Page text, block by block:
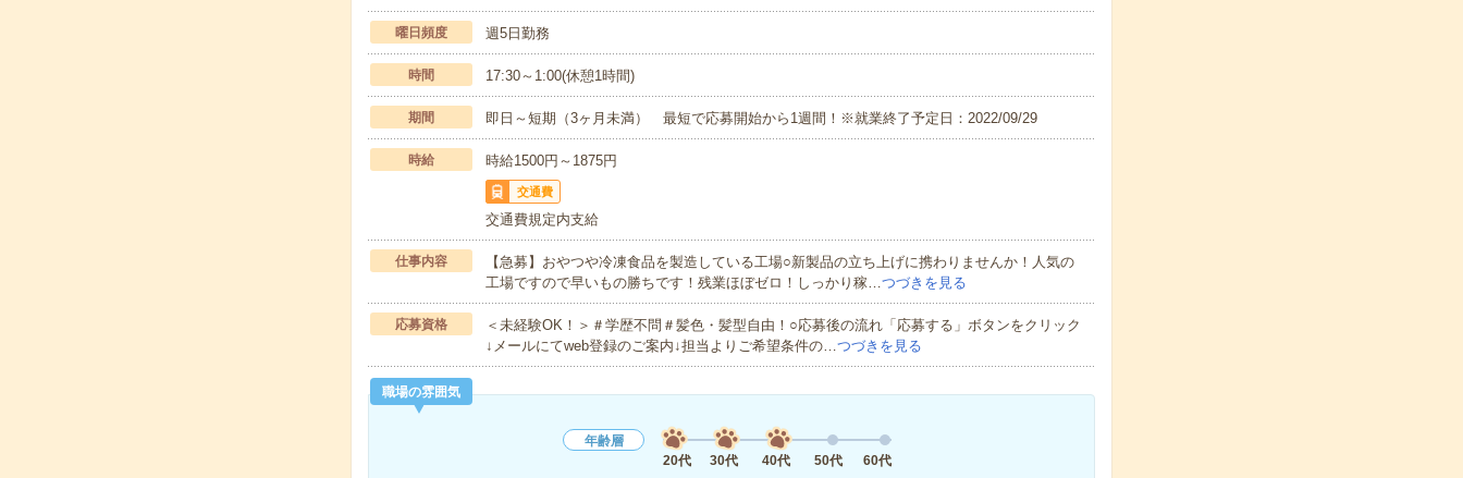
曜日頻度 週5日勤務
時間 17:30～1:00(休憩1時間)
期間 即日～短期（3ヶ月未満） 最短で応募開始から1週間！※就業終了予定日：2022/09/29
時給 時給1500円～1875円
交通費
交通費規定内支給
仕事内容
【急募】おやつや冷凍食品を製造している工場○新製品の立ち上げに携わりませんか！人気の
工場ですので早いもの勝ちです！残業ほぼゼロ！しっかり稼…つづきを見る
応募資格
＜未経験OK！＞＃学歴不問＃髪色・髪型自由！○応募後の流れ「応募する」ボタンをクリック
↓メールにてweb登録のご案内↓担当よりご希望条件の…つづきを見る
職場の雰囲気
年齢層
20代
30代 40代 50代 60代